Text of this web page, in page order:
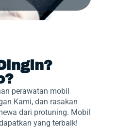
perawatan mobil
Kami, dan rasakan
dari protuning. Mobil
yang terbaik!